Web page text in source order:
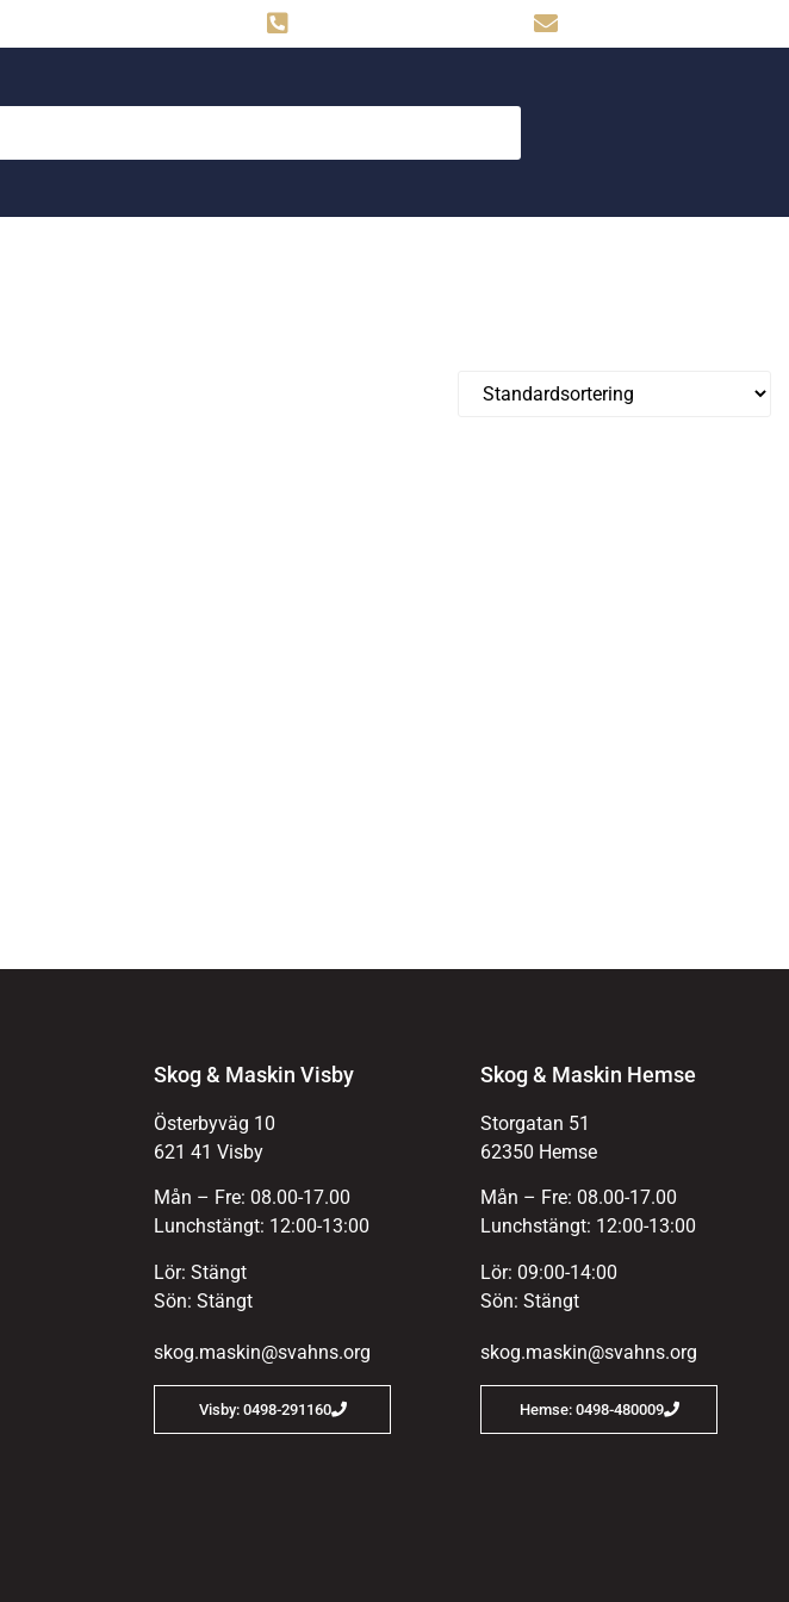
Skog & Maskin Visby
Österbyväg 10
621 41 Visby
Mån – Fre: 08.00-17.00
Lunchstängt: 12:00-13:00
Lör: Stängt
Sön: Stängt
skog.maskin@svahns.org
Visby: 0498-291160
Skog & Maskin Hemse
Storgatan 51
62350 Hemse
Mån – Fre: 08.00-17.00
Lunchstängt: 12:00-13:00
Lör: 09:00-14:00
Sön: Stängt
skog.maskin@svahns.org
Hemse: 0498-480009